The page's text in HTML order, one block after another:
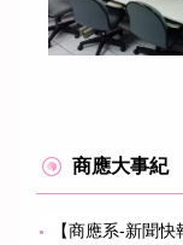
商應大事紀
【商應系-新聞